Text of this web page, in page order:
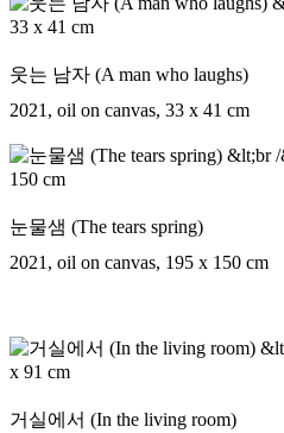
웃는 남자 (A man who laughs)
2021, oil on canvas, 33 x 41 cm
눈물샘 (The tears spring)
2021, oil on canvas, 195 x 150 cm
거실에서 (In the living room)